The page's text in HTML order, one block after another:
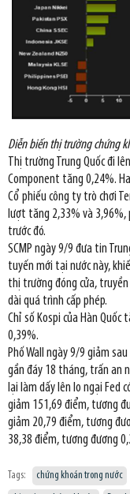
Diễn biến thị trường
Thị trường Trung Quốc đi
Component tăng 0,24%.
Cổ phiếu công ty trò chơi
lượt tăng 2,33% và 3,96%,
trước đó.
SCMP ngày 9/9 đưa tin
tuyến mới tại nước này,
thị trường đóng cửa, truyền
dài quá trình cấp phép.
Chỉ số Kospi của Hàn
0,39%.
Phố Wall ngày 9/9 giảm
gần đáy 18 tháng, trấn an
lại làm dấy lên lo ngại Fed
giảm 151,69 điểm, tương
giảm 20,79 điểm, tương
38,38 điểm, tương đương
Tags: chứng khoán trong nước